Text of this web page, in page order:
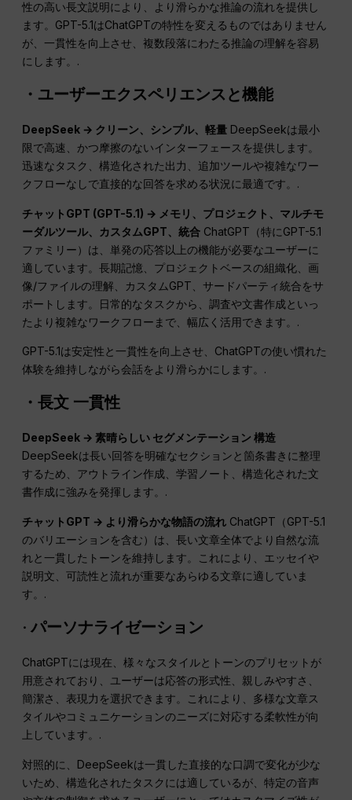
性の高い長文説明により、より滑らかな推論の流れを提供し
ます。GPT-5.1はChatGPTの特性を変えるものではありません
が、一貫性を向上させ、複数段落にわたる推論の理解を容易
にします。.
・ユーザーエクスペリエンスと機能
DeepSeek → クリーン、シンプル、軽量 DeepSeekは最小
限で高速、かつ摩擦のないインターフェースを提供します。
迅速なタスク、構造化された出力、追加ツールや複雑なワー
クフローなしで直接的な回答を求める状況に最適です。.
チャットGPT (GPT-5.1) → メモリ、プロジェクト、マルチモ
ーダルツール、カスタムGPT、統合 ChatGPT（特にGPT-5.1
ファミリー）は、単発の応答以上の機能が必要なユーザーに
適しています。長期記憶、プロジェクトベースの組織化、画
像/ファイルの理解、カスタムGPT、サードパーティ統合をサ
ポートします。日常的なタスクから、調査や文書作成といっ
たより複雑なワークフローまで、幅広く活用できます。.
GPT-5.1は安定性と一貫性を向上させ、ChatGPTの使い慣れた
体験を維持しながら会話をより滑らかにします。.
・長文 一貫性
DeepSeek → 素晴らしい セグメンテーション 構造
DeepSeekは長い回答を明確なセクションと箇条書きに整理
するため、アウトライン作成、学習ノート、構造化された文
書作成に強みを発揮します。.
チャットGPT → より滑らかな物語の流れ ChatGPT（GPT-5.1
のバリエーションを含む）は、長い文章全体でより自然な流
れと一貫したトーンを維持します。これにより、エッセイや
説明文、可読性と流れが重要なあらゆる文章に適していま
す。.
·パーソナライゼーション
ChatGPTには現在、様々なスタイルとトーンのプリセットが
用意されており、ユーザーは応答の形式性、親しみやすさ、
簡潔さ、表現力を選択できます。これにより、多様な文章ス
タイルやコミュニケーションのニーズに対応する柔軟性が向
上しています。.
対照的に、DeepSeekは一貫した直接的な口調で変化が少な
いため、構造化されたタスクには適しているが、特定の音声